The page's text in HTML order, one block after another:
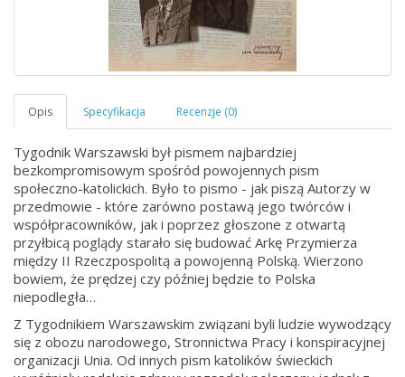
Tygodnik Warszawski był pismem najbardziej
bezkompromisowym spośród powojennych pism
społeczno-katolickich. Było to pismo - jak piszą Autorzy w
przedmowie - które zarówno postawą jego twórców i
współpracowników, jak i poprzez głoszone z otwartą
przyłbicą poglądy starało się budować Arkę Przymierza
między II Rzeczpospolitą a powojenną Polską. Wierzono
bowiem, że prędzej czy później będzie to Polska
niepodległa…
Z Tygodnikiem Warszawskim związani byli ludzie wywodzący
się z obozu narodowego, Stronnictwa Pracy i konspiracyjnej
organizacji Unia. Od innych pism katolików świeckich